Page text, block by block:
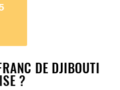
DE DJIBOUTI
?